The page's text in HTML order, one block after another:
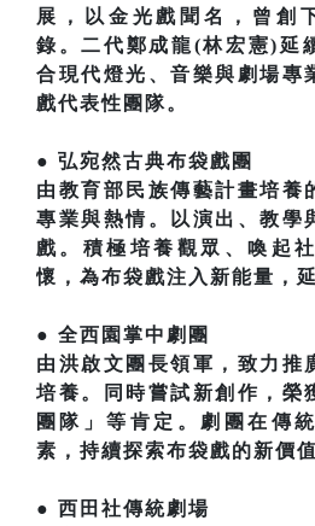
展，以金光戲聞名，曾創
錄。二代鄭成龍(林宏憲)延
合現代燈光、音樂與劇場專
戲代表性團隊。
● 弘宛然古典布袋戲團
由教育部民族傳藝計畫培養
專業與熱情。以演出、教學
戲。積極培養觀眾、喚起
懷，為布袋戲注入新能量，
● 全西園掌中劇團
由洪啟文團長領軍，致力推
培養。同時嘗試新創作，榮
團隊」等肯定。劇團在傳
素，持續探索布袋戲的新價
● 西田社傳統劇場